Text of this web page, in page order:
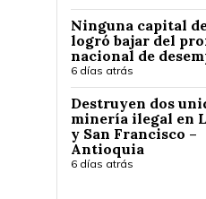
Ninguna capital
logró bajar del
nacional de
6 días atrás
Destruyen dos
minería ilegal en
y San Francisco –
Antioquia
6 días atrás